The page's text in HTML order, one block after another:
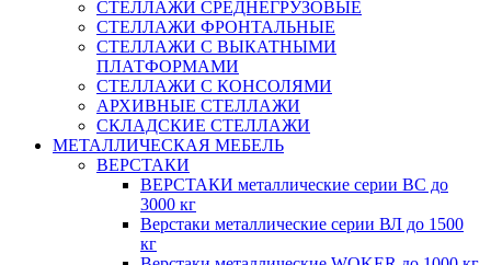
СТЕЛЛАЖИ СРЕДНЕГРУЗОВЫЕ
СТЕЛЛАЖИ ФРОНТАЛЬНЫЕ
СТЕЛЛАЖИ С ВЫКАТНЫМИ
ПЛАТФОРМАМИ
СТЕЛЛАЖИ С КОНСОЛЯМИ
АРХИВНЫЕ СТЕЛЛАЖИ
СКЛАДСКИЕ СТЕЛЛАЖИ
МЕТАЛЛИЧЕСКАЯ МЕБЕЛЬ
ВЕРСТАКИ
ВЕРСТАКИ металлические серии ВС до
3000 кг
Верстаки металлические серии ВЛ до 1500
кг